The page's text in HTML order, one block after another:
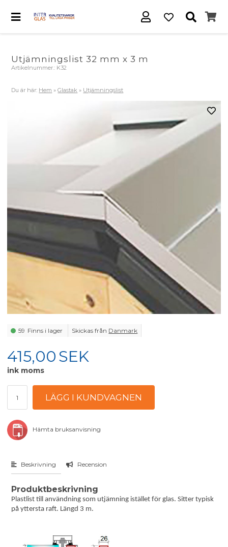
Utjämningslist 32 mm x 3 m
Artikelnummer.: K32
Du är här: Hem »Glastak » Utjämningslist
59 Finns i lager Skickas från Danmark
415,00SEK
ink moms
Hämta bruksanvisning
Beskrivning Recension
Produktbeskrivning
Plastlist till användning som utjämning istället för glas. Sitter typisk
på yttersta raft. Längd 3 m.